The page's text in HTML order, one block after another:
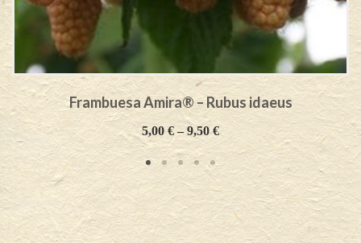
Frambuesa Amira® – Rubus idaeus
5,00 €–9,50€